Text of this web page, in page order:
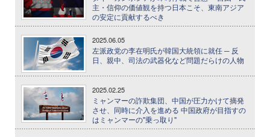
主・信仰の価値観を持つ日本こそ、東南アジア
の安定に貢献するべき
2025.06.05
左派政党の李在明氏が韓国大統領に就任 ─ 反
日、親中、司法の武器化など問題だらけの人物
2025.02.25
ミャンマーの詐欺集団、中国が圧力かけて摘発
させ、同時に介入を進める 中国政府が目指すの
はミャンマーの"乗っ取り"